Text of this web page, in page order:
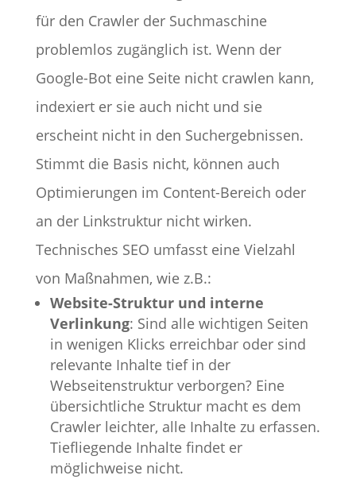
für den Crawler der Suchmaschine
problemlos zugänglich ist. Wenn der
Google-Bot eine Seite nicht crawlen kann,
indexiert er sie auch nicht und sie
erscheint nicht in den Suchergebnissen.
Stimmt die Basis nicht, können auch
Optimierungen im Content-Bereich oder
an der Linkstruktur nicht wirken.
Technisches SEO umfasst eine Vielzahl
von Maßnahmen, wie z.B.:
Website-Struktur und interne
Verlinkung: Sind alle wichtigen Seiten
in wenigen Klicks erreichbar oder sind
relevante Inhalte tief in der
Webseitenstruktur verborgen? Eine
übersichtliche Struktur macht es dem
Crawler leichter, alle Inhalte zu erfassen.
Tiefliegende Inhalte findet er
möglichweise nicht.